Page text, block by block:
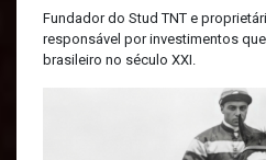
Fundador do Stud TNT e
responsável por investimentos
brasileiro no século XXI.